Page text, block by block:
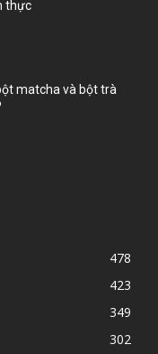
thực
matcha và bột trà
478
423
349
302